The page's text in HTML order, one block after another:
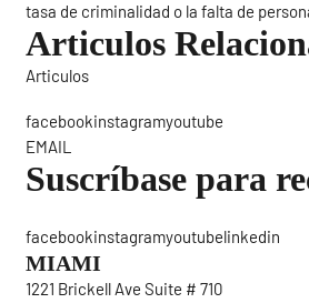
tasa de criminalidad o la falta de
Articulos
Articulos
facebookinstagramyoutube
EMAIL
Suscríbase para
facebookinstagramyoutubelinkedin
MIAMI
1221 Brickell Ave Suite # 710